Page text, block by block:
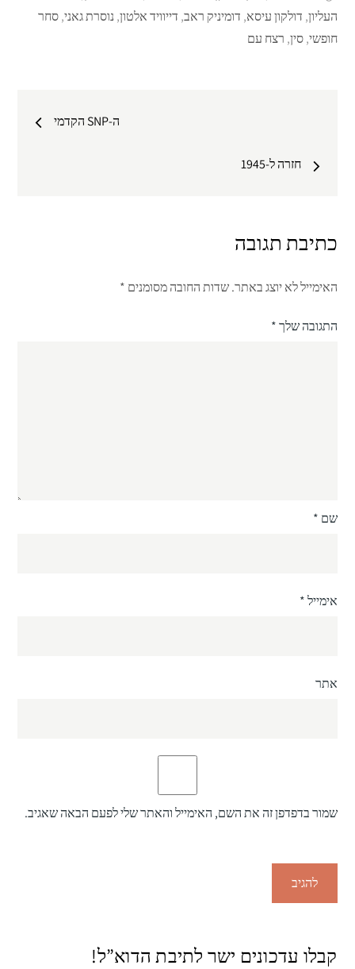
העליון, דולקון עיסא, דומיניק ראב, דייוויד אלטון, נוסרת גאני,סחר
חופשי,סין, רצח עם
ה-SNP הקדמי
חזרה ל-1945
כתיבת תגובה
האימייל לא יוצג באתר. שדות החובה מסומנים *
התגובה שלך*
שם *
אימייל*
אתר
שמור בדפדפן זה את השם, האימייל והאתר שלי לפעם הבאה שאגיב.
קבלו עדכונים ישר לתיבת הדוא”ל!